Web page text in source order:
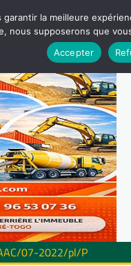
07-2022/pl/P
la meilleure
nous supposerons que
Accepter